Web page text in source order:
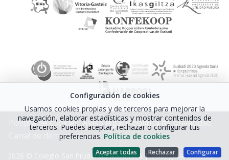
Política de cookies Aviso legal y política de privacidad
Canal de denuncias
2026 © Colegio San Prudencio Ikastetxea |Configurar cookies
Configuración de cookies
Usamos cookies propias y de terceros para mejorar la
navegación, elaborar estadísticas y mostrar contenidos de
terceros. Puedes aceptar, rechazar o configurar tus
preferencias. Política de cookies
Aceptar todas Rechazar Configurar